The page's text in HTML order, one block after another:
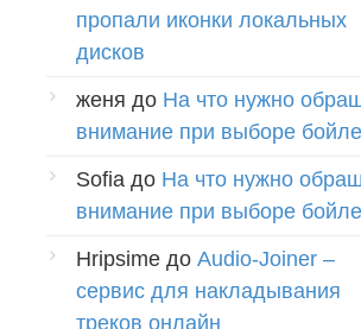
пропали иконки локальных
дисков
женя до На что нужно
внимание при выборе
Sofia до На что нужно
внимание при выборе
Hripsime до Audio-Joiner –
сервис для накладывания
треков онлайн